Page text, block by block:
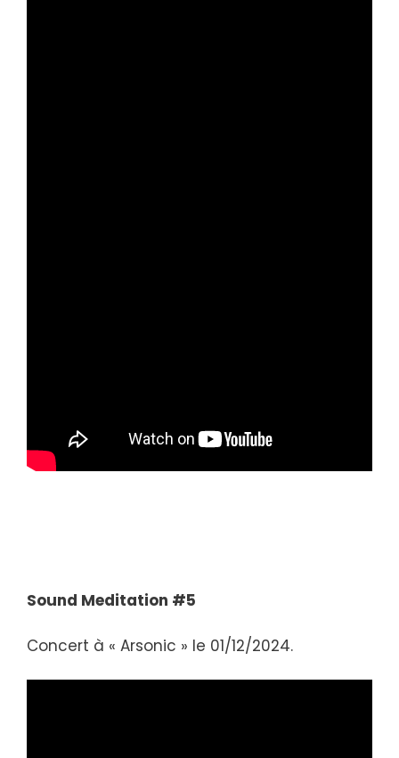
Sound Meditation #5
Concert à « Arsonic » le 01/12/2024.